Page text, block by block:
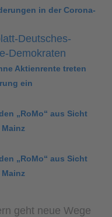
in der Corona-
Aktienrente treten
ein
„RoMo“ aus Sicht
„RoMo“ aus Sicht
geht neue Wege